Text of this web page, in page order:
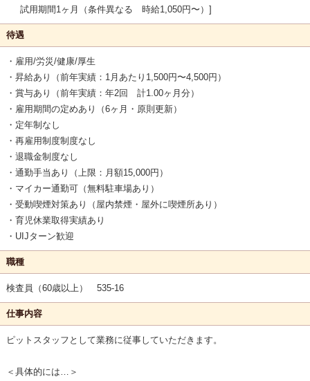
試用期間1ヶ月（条件異なる 時給1,050円〜）
待遇
・雇用/労災/健康/厚生
・昇給あり（前年実績：1月あたり1,500円〜4,500円）
・賞与あり（前年実績：年2回 計1.00ヶ月分）
・雇用期間の定めあり（6ヶ月・原則更新）
・定年制なし
・再雇用制度制度なし
・退職金制度なし
・通勤手当あり（上限：月額15,000円）
・マイカー通勤可（無料駐車場あり）
・受動喫煙対策あり（屋内禁煙・屋外に喫煙所あり）
・育児休業取得実績あり
・UIJターン歓迎
職種
検査員（60歳以上） 535-16
仕事内容
ピットスタッフとして業務に従事していただきます。
＜具体的には…＞